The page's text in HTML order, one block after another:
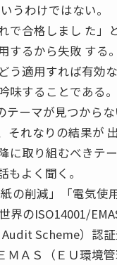
うわけではない。
で合格しまし た」
するから失敗 する。
う適用すれば有効
味することである。
テーマが見つから
それなりの結果が 出
に取り組むべきテ
もよく聞く。
の削減」「電気使
界のISO14001/
Scheme）認
ＡＳ（ＥＵ環境管